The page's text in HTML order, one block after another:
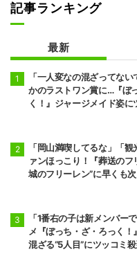
記事ランキング
最新
「一人変なの混ざってな
かのラストワン賞に…『ぼ
く！』ジャージメイド姿に
「岡山満喫してるな」「
ァンほっこり！『葬送のフ
城のフリーレン”に早くも
「1番右の子は新メンバー
メ『ぼっち・ざ・ろっく！
混ざる“5人目”にツッコミ殺